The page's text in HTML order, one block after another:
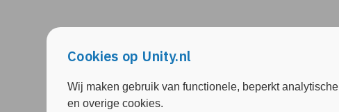
Cookies op Unity.nl
Wij maken gebruik van functionele, beperkt analytische
en overige cookies.